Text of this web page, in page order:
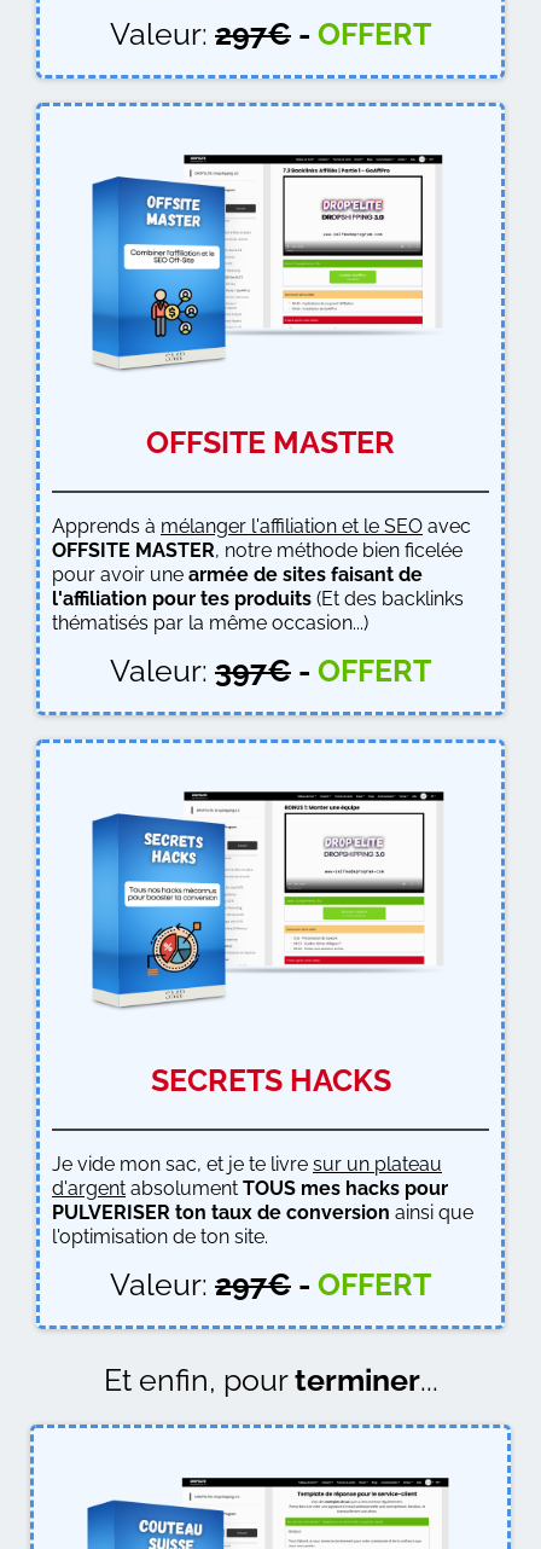
Valeur: 297€ - OFFERT
OFFSITE MASTER
Apprends à mélanger l'affiliation et le SEO avec
OFFSITE MASTER, notre méthode bien ficelée
pour avoir une armée de sites faisant de
l'affiliation pour tes produits (Et des backlinks
thématisés par la même occasion...)
Valeur: 397€ - OFFERT
SECRETS HACKS
Je vide mon sac, et je te livre sur un plateau
d'argent absolument TOUS mes hacks pour
PULVERISER ton taux de conversion ainsi que
l'optimisation de ton site.
Valeur: 297€ - OFFERT
Et enfin, pourterminer...